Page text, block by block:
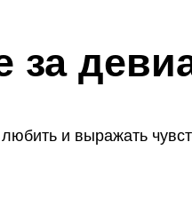
за
и выражать